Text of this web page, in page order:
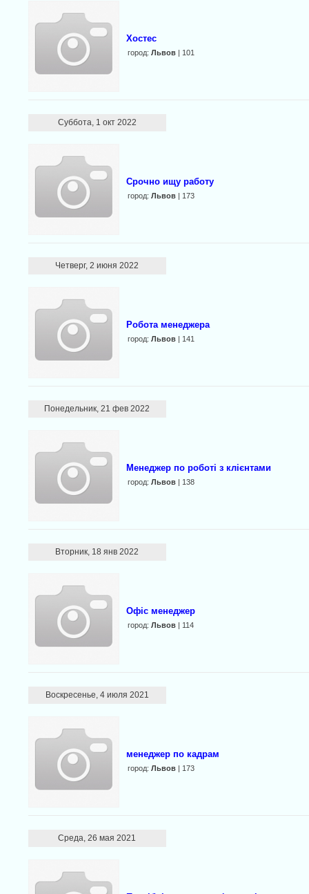
Xостес
город: Львов| 101
Суббота, 1 окт 2022
Срочно ищу работу
город: Львов| 173
Четверг, 2 июня 2022
Робота менеджера
город: Львов| 141
Понедельник, 21 фев 2022
Менеджер по роботі з клієнтами
город: Львов| 138
Вторник, 18 янв 2022
Офіс менеджер
город: Львов| 114
Воскресенье, 4 июля 2021
менеджер по кадрам
город: Львов| 173
Среда, 26 мая 2021